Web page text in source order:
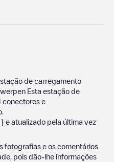
de carregamento
Esta estação de
conectores e
} e atualizado pela última vez
fotografias e os comentários
pois dão-lhe informações